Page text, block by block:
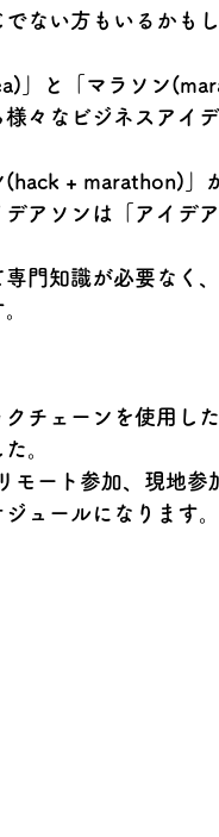
ない方もいるかも
」と「マラソン
々なビジネスアイ
(hack + marathon)」
アソンは「アイデ
門知識が必要なく
クチェーンを使用し
。
モート参加、現地参
ュールになります。